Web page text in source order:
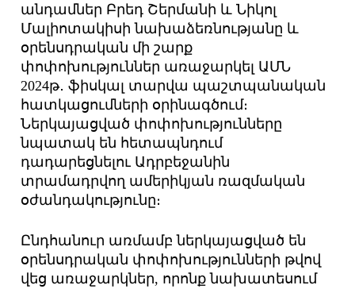
անդամներ Բրեդ Շերմանի և Նիկոլ
Մալիոտակիսի նախաձեռնությանը և
օրենսդրական մի շարք
փոփոխություններ առաջարկել ԱՄՆ
2024թ․ ֆիսկալ տարվա պաշտպանական
հատկացումների օրինագծում։
Ներկայացված փոփոխությունները
նպատակ են հետապնդում
դադարեցնելու Ադրբեջանին
տրամադրվող ամերիկյան ռազմական
օժանդակությունը։
Ընդհանուր առմամբ ներկայացված են
օրենսդրական փոփոխությունների թվով
վեց առաջարկներ, որոնք նախատեսում